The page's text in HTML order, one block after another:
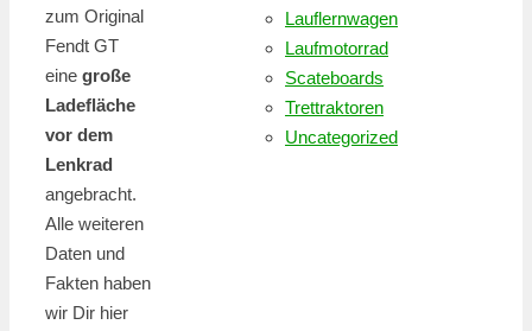
zum Original
Fendt GT
eine große
Ladefläche
vor dem
Lenkrad
angebracht.
Alle weiteren
Daten und
Fakten haben
wir Dir hier
Lauflernwagen
Laufmotorrad
Scateboards
Trettraktoren
Uncategorized